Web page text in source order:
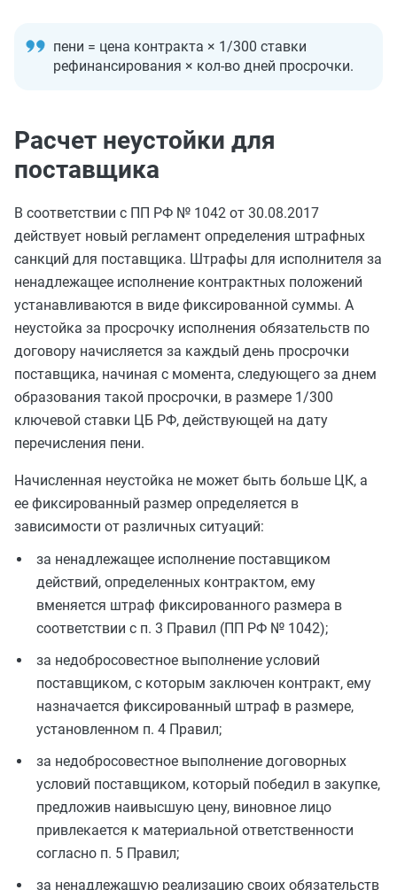
пени = цена контракта × 1/300 ставки
рефинансирования × кол-во дней просрочки.
Расчет неустойки для
поставщика
В соответствии с ПП РФ № 1042 от 30.08.2017
действует новый регламент определения штрафных
санкций для поставщика. Штрафы для исполнителя за
ненадлежащее исполнение контрактных положений
устанавливаются в виде фиксированной суммы. А
неустойка за просрочку исполнения обязательств по
договору начисляется за каждый день просрочки
поставщика, начиная с момента, следующего за днем
образования такой просрочки, в размере 1/300
ключевой ставки ЦБ РФ, действующей на дату
перечисления пени.
Начисленная неустойка не может быть больше ЦК, а
ее фиксированный размер определяется в
зависимости от различных ситуаций:
за ненадлежащее исполнение поставщиком
действий, определенных контрактом, ему
вменяется штраф фиксированного размера в
соответствии с п. 3 Правил (ПП РФ № 1042);
за недобросовестное выполнение условий
поставщиком, с которым заключен контракт, ему
назначается фиксированный штраф в размере,
установленном п. 4 Правил;
за недобросовестное выполнение договорных
условий поставщиком, который победил в закупке,
предложив наивысшую цену, виновное лицо
привлекается к материальной ответственности
согласно п. 5 Правил;
за ненадлежащую реализацию своих обязательств